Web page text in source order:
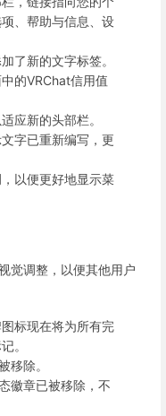
、帮助与信息、设
了新的文字标签。
的VRChat信用值
应新的头部栏。
字已重新编写，更
以便更好地显示菜
觉调整，以便其他用户
标现在将为所有完
。
移除。
徽章已被移除，不